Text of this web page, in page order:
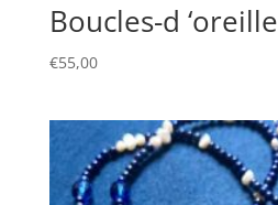
Boucles-d
€55,00